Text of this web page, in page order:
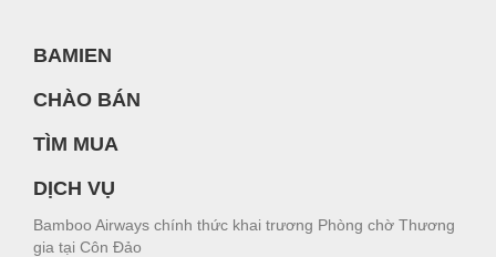
BAMIEN
CHÀO BÁN
TÌM MUA
DỊCH VỤ
Bamboo Airways chính thức khai trương Phòng chờ Thương
gia tại Côn Đảo